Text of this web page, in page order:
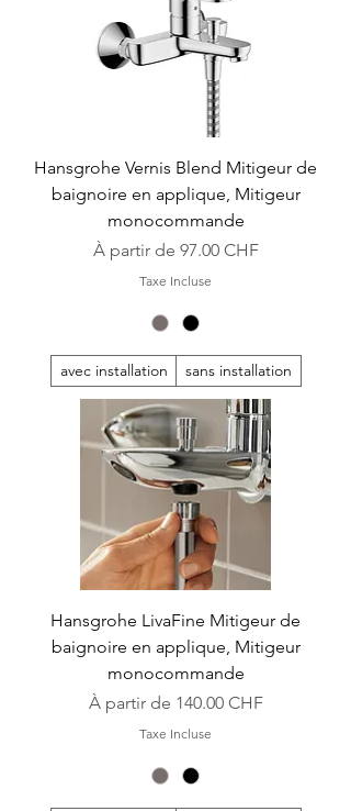
Hansgrohe Vernis Blend Mitigeur de
baignoire en applique, Mitigeur
monocommande
À partir de 97.00 CHF
Prix promotionnel
Taxe Incluse
avec installation sans installation
Hansgrohe LivaFine Mitigeur de
baignoire en applique, Mitigeur
monocommande
À partir de 140.00 CHF
Prix promotionnel
Taxe Incluse